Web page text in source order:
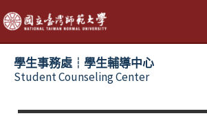
跳
至
主
學生事務處┆學生輔導中心
Student Counseling Center